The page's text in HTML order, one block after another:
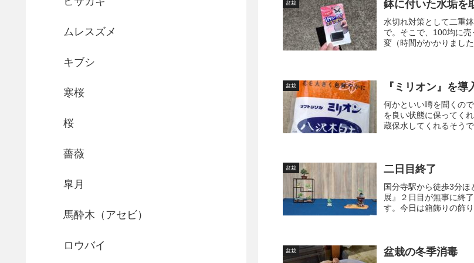
盆栽 鉢に付いた水垢を
水切れ対策として二重
で。そこで、100均に
変（時間がかかりまし
盆栽 『ミリオン』を導
何かといい噂を聞くの
を良い状態に保ってく
蔵保水してくれるそう
盆栽 二日目終了
国分寺駅から徒歩3分
展』２日目が無事に終
す。今日は箱飾りの飾
盆栽 盆栽の冬季消毒
ムレスズメ
キブシ
寒桜
桜
薔薇
皐月
馬酔木（アセビ）
ロウバイ